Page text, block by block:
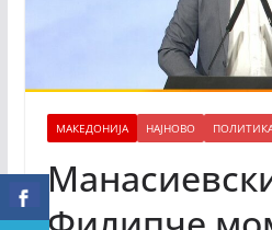
МАКЕДОНИЈА НАЈНОВО